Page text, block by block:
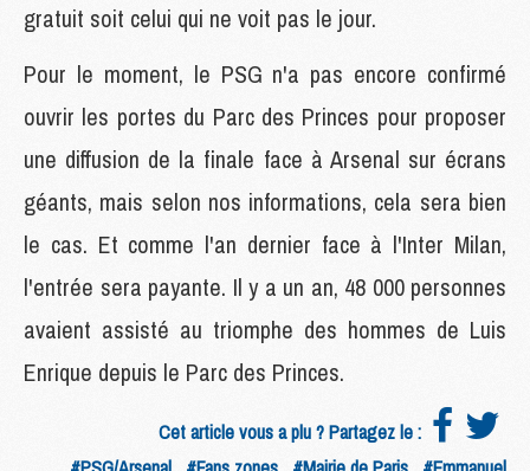
gratuit soit celui qui ne voit pas le jour.
Pour le moment, le PSG n'a pas encore confirmé
ouvrir les portes du Parc des Princes pour proposer
une diffusion de la finale face à Arsenal sur écrans
géants, mais selon nos informations, cela sera bien
le cas. Et comme l'an dernier face à l'Inter Milan,
l'entrée sera payante. Il y a un an, 48 000 personnes
avaient assisté au triomphe des hommes de Luis
Enrique depuis le Parc des Princes.
Cet article vous a plu ? Partagez le :